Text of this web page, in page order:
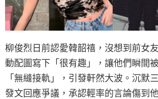
柳俊烈日前認愛韓韶禧，沒想到前女
動配圖寫下「很有趣」，讓他們瞬間
「無縫接軌」，引發軒然大波。沉默
發文回應爭議，承認輕率的言論傷到